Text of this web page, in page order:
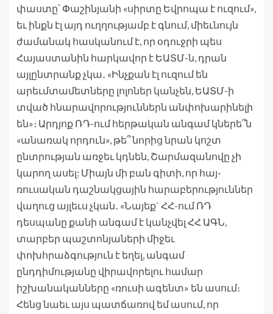
փաստը՝ Փաշինյանի «սիրտը Եվրոպա է ուզում»,
եւ ինքն էլ այդ ուղղությամբ է գնում, միեւնույն
ժամանակ հասկանում է, որ օդուջրի պես
Հայաստանին հարկավոր է ԵԱՏՄ-ն, դրան
այլընտրանք չկա․ «Ինչքան էլ ուզում են
արեւմտամետները լոլոներ կանչեն, ԵԱՏՄ-ի
տված հնարավորություններն անփոխարինելի
են»։ Արդյոք ՌԴ-ում հերթական անգամ կներե՞ն
«անառակ որդուն», թե՞ նորից նրան կոշտ
ընտրության առջեւ կդնեն, Շարմազանովը չի
կարող ասել: Միայն մի բան գիտի, որ հայ-
ռուսական դաշնակցային հարաբերություններ
վաղուց այլեւս չկան․ «Նայեք` ՀՀ-ում ՌԴ
դեսպանը քանի անգամ է կանչվել ՀՀ ԱԳՆ,
տարբեր պաշտոնյաների միջեւ
փոխհրաձգություն է եղել, անգամ
ընդդիմությանը վիրավորելու համար
իշխանականները «ռուսի ագենտ» են ասում։
Հենց նաեւ այս պատճառով եմ ասում, որ